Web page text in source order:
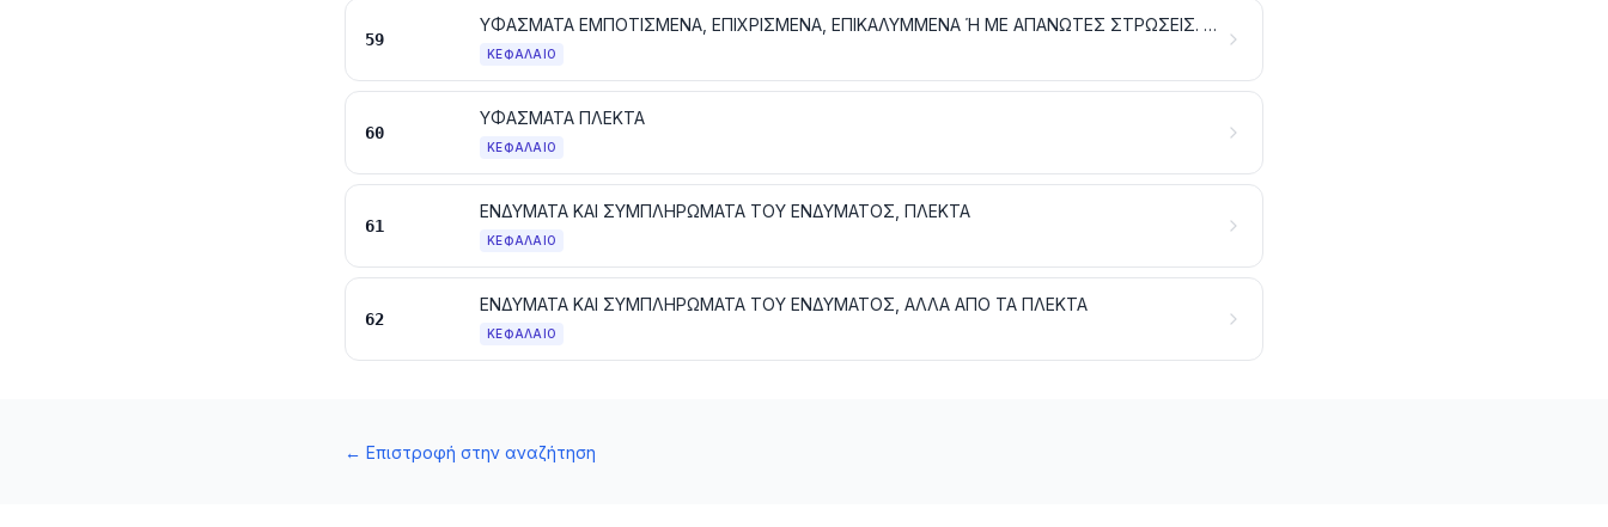
59
ΥΦΑΣΜΑΤΑ ΕΜΠΟΤΙΣΜΕΝΑ, ΕΠΙΧΡΙΣΜΕΝΑ, ΕΠΙΚΑΛΥΜΜΕΝΑ Ή ΜΕ ΑΠΑΝΩΤΕΣ ΣΤΡΩΣΕΙΣ. ΕΙΔΗ ΓΙΑ ΤΕΧΝΙΚΕΣ ΧΡΗΣΕΙΣ ΑΠΟ ΥΦΑΝΤΙΚΕΣ ΥΛΕΣ
ΚΕΦΆΛΑΙΟ
60
ΥΦΑΣΜΑΤΑ ΠΛΕΚΤΑ
ΚΕΦΆΛΑΙΟ
61
ΕΝΔΥΜΑΤΑ ΚΑΙ ΣΥΜΠΛΗΡΩΜΑΤΑ ΤΟΥ ΕΝΔΥΜΑΤΟΣ, ΠΛΕΚΤΑ
ΚΕΦΆΛΑΙΟ
62
ΕΝΔΥΜΑΤΑ ΚΑΙ ΣΥΜΠΛΗΡΩΜΑΤΑ ΤΟΥ ΕΝΔΥΜΑΤΟΣ, ΑΛΛΑ ΑΠΟ ΤΑ ΠΛΕΚΤΑ
ΚΕΦΆΛΑΙΟ
← Επιστροφή στην αναζήτηση